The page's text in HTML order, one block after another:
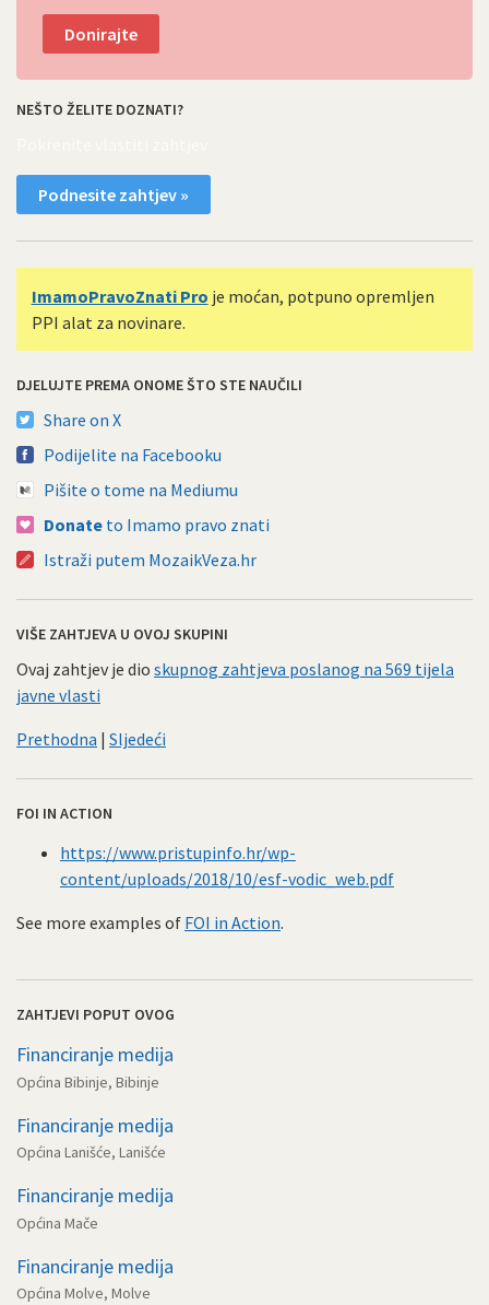
Donirajte
NEŠTO ŽELITE DOZNATI?
Podnesite zahtjev »
ImamoPravoZnati Pro je moćan, potpuno opremljen
PPI alat za novinare.
DJELUJTE PREMA ONOME ŠTO STE NAUČILI
Share on X
Podijelite na Facebooku
Pišite o tome na Mediumu
Donate to Imamo pravo znati
Istraži putem MozaikVeza.hr
VIŠE ZAHTJEVA U OVOJ SKUPINI
Ovaj zahtjev je dio skupnog zahtjeva poslanog na 569 tijela
javne vlasti
Prethodna | Sljedeći
FOI IN ACTION
https://www.pristupinfo.hr/wp-
content/uploads/2018/10/esf-vodic_web.pdf
See more examples of FOI in Action.
ZAHTJEVI POPUT OVOG
Financiranje medija
Općina Bibinje, Bibinje
Financiranje medija
Općina Lanišće, Lanišće
Financiranje medija
Općina Mače
Financiranje medija
Općina Molve, Molve